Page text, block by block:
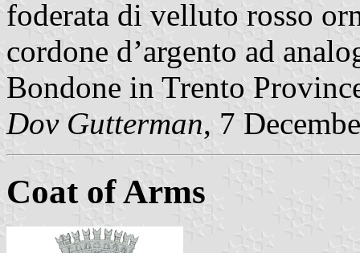
foderata di velluto rosso
cordone d’argento ad
Bondone in Trento
Dov Gutterman, 7
Coat of Arms